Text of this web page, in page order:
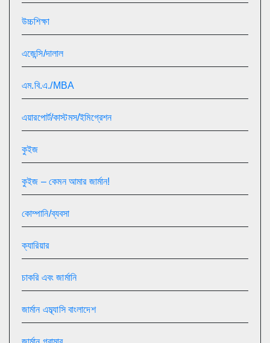
উচ্চশিক্ষা
এজেন্সি/দালাল
এম.বি.এ./MBA
এয়ারপোর্ট/কাস্টমস/ইমিগ্রেশন
কুইজ
কুইজ – কেমন আমার জার্মান!
কোম্পানি/ব্যবসা
ক্যারিয়ার
চাকরি এবং জার্মানি
জার্মান এম্ব্যাসি বাংলাদেশ